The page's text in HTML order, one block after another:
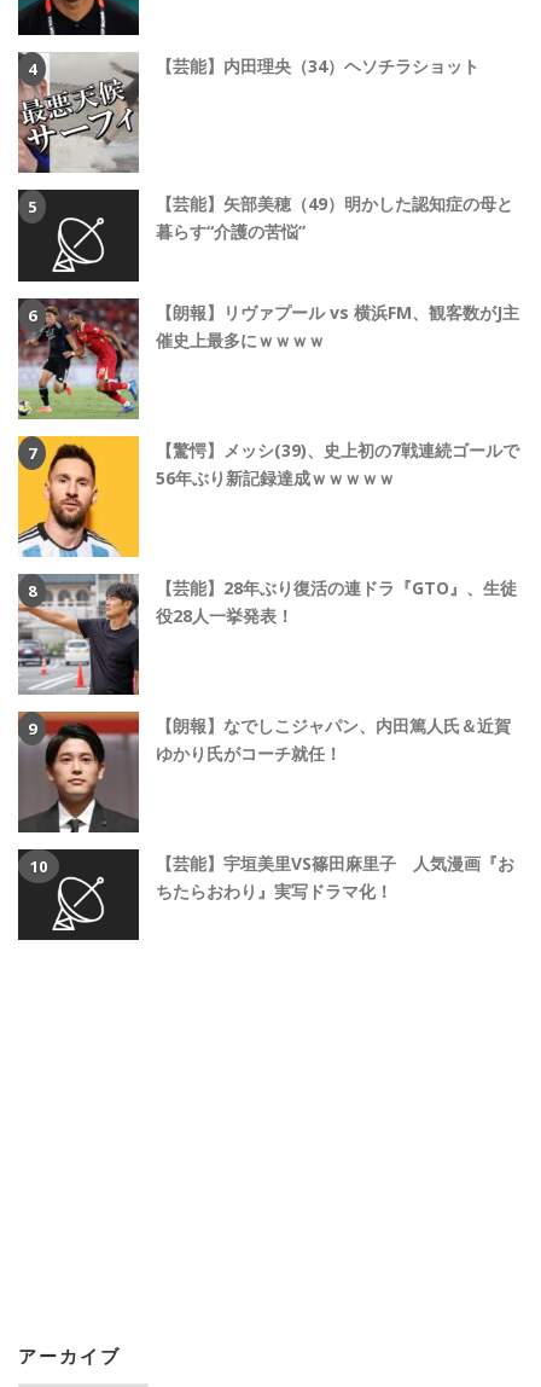
【芸能】内田理央（34）ヘソチラショット
【芸能】矢部美穂（49）明かした認知症の母と
暮らす“介護の苦悩”
【朗報】リヴァプール vs 横浜FM、観客数がJ主
催史上最多にｗｗｗｗ
【驚愕】メッシ(39)、史上初の7戦連続ゴールで
56年ぶり新記録達成ｗｗｗｗｗ
【芸能】28年ぶり復活の連ドラ『GTO』、生徒
役28人一挙発表！
【朗報】なでしこジャパン、内田篤人氏＆近賀
ゆかり氏がコーチ就任！
【芸能】宇垣美里VS篠田麻里子 人気漫画『お
ちたらおわり』実写ドラマ化！
アーカイブ